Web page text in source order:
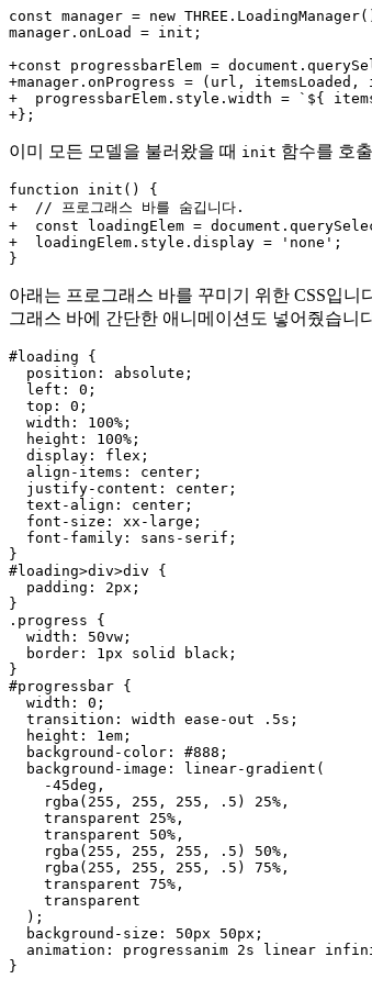
const manager = new
manager.onLoad = init;
+const progressbarElem =
+manager.onProgress = (url,
+  progressbarElem.style.width = `${
이미 모든 모델을 불러왔을 때 init 함수를 호
function init() {
+  // 프로그래스 바를 숨깁니다.
+  const loadingElem =
+  loadingElem.style.display = 'none';
아래는 프로그래스 바를 꾸미기 위한 CSS입니
그래스 바에 간단한 애니메이션도 넣어줬습니
#loading {
  position: absolute;
  left: 0;
  top: 0;
  width: 100%;
  height: 100%;
  display: flex;
  align-items: center;
  justify-content: center;
  text-align: center;
  font-size: xx-large;
  font-family: sans-serif;
}
#loading>div>div {
  padding: 2px;
}
.progress {
  width: 50vw;
  border: 1px solid black;
}
#progressbar {
  width: 0;
  transition: width ease-out .5s;
  height: 1em;
  background-color: #888;
  background-image: linear-gradient(
    -45deg,
    rgba(255, 255, 255, .5) 25%,
    transparent 25%,
    transparent 50%,
    rgba(255, 255, 255, .5) 50%,
    rgba(255, 255, 255, .5) 75%,
    transparent 75%,
    transparent
  );
  background-size: 50px 50px;
animation: progressanim 2s linear
}